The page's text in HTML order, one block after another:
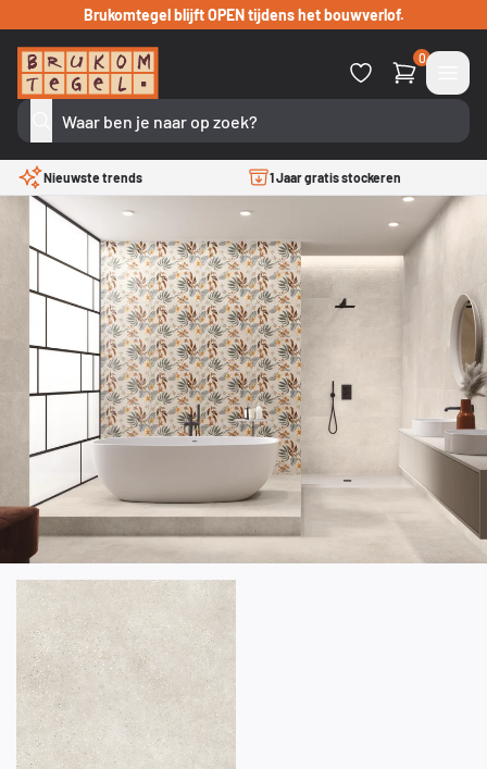
Verder naar inhoudBrukomtegel blijft OPEN tijdens het bouwverlof.
0
Nieuwste trends 1 Jaar gratis stockeren